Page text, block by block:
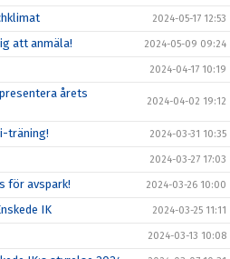
2024-05-17 12:53
att anmäla! 2024-05-09 09:24
2024-04-17 10:19
årets
2024-04-02 19:12
träning! 2024-03-31 10:35
2024-03-27 17:03
för avspark! 2024-03-26 10:00
IK 2024-03-25 11:11
2024-03-13 10:08